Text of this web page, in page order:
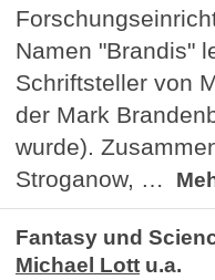
Namen "Brandis"
Schriftsteller von
der Mark
wurde).
Stroganow, …
Fantasy und
Michael Lott u.a.